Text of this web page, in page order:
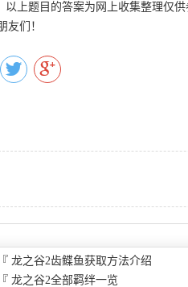
以上题目的答案为网上收集整理仅
友们！
『龙之谷2齿鲽鱼获取方法介绍
『龙之谷2全部羁绊一览